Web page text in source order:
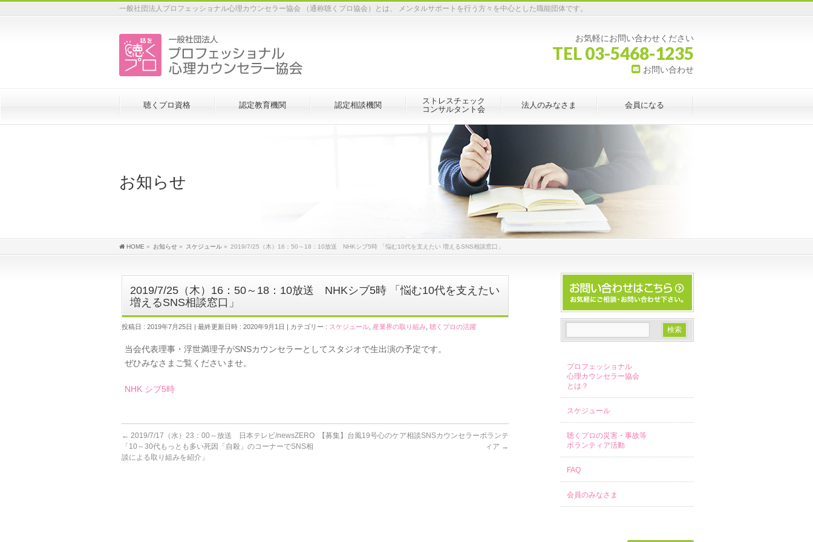
一般社団法人プロフェッショナル心理カウンセラー協会 （通称聴くプロ協会）とは、 メンタルサポートを行う方々を中心とした職能団体です。
お気軽にお問い合わせください
TEL 03-5468-1235
お問い合わせ
聴くプロ資格 認定教育機関 認定相談機関
ストレスチェック
コンサルタント会
法人のみなさま 会員になる
お知らせ
HOME » お知らせ » スケジュール » 2019/7/25（木）16：50～18：10放送 NHKシブ5時 「悩む10代を支えたい 増えるSNS相談窓口」
2019/7/25（木）16：50～18：10放送 NHKシブ5時 「悩む10代を支えたい
増えるSNS相談窓口」
投稿日 : 2019年7月25日 最終更新日時 : 2020年9月1日 カテゴリー : スケジュール 産業界の取り組み 聴くプロの活躍
当会代表理事・浮世満理子がSNSカウンセラーとしてスタジオで生出演の予定です。
ぜひみなさまご覧くださいませ。
NHK シブ5時
← 2019/7/17（水）23：00～放送 日本テレビ/newsZERO
「10～30代もっとも多い死因「自殺」のコーナーでSNS相
談による取り組みを紹介」
【募集】台風19号心のケア相談SNSカウンセラーボランテ
ィア →
プロフェッショナル
心理カウンセラー協会
とは？
スケジュール
聴くプロの災害・事故等
ボランティア活動
FAQ
会員のみなさま